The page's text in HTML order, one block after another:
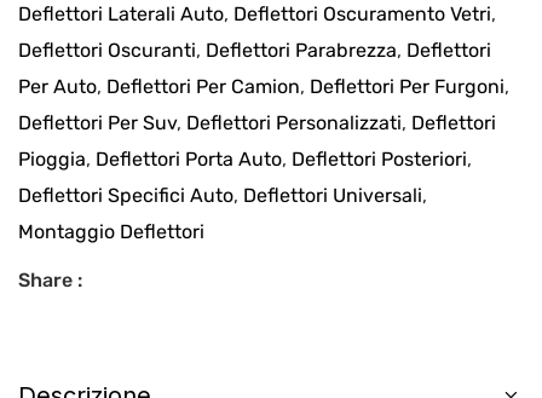
Deflettori Laterali Auto, Deflettori Oscuramento Vetri,
Deflettori Oscuranti, Deflettori Parabrezza, Deflettori
Per Auto, Deflettori Per Camion, Deflettori Per Furgoni,
Deflettori Per Suv, Deflettori Personalizzati, Deflettori
Pioggia, Deflettori Porta Auto, Deflettori Posteriori,
Deflettori Specifici Auto, Deflettori Universali,
Montaggio Deflettori
Share :